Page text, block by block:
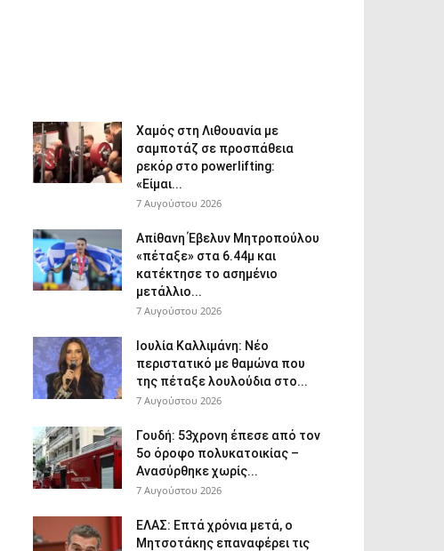
Χαμός στη Λιθουανία με
σαμποτάζ σε προσπάθεια
ρεκόρ στο powerlifting:
«Είμαι...
7 Αυγούστου 2026
Απίθανη Έβελυν Μητροπούλου
«πέταξε» στα 6.44μ και
κατέκτησε το ασημένιο
μετάλλιο...
7 Αυγούστου 2026
Ιουλία Καλλιμάνη: Νέο
περιστατικό με θαμώνα που
της πέταξε λουλούδια στο...
7 Αυγούστου 2026
Γουδή: 53χρονη έπεσε από τον
5ο όροφο πολυκατοικίας –
Ανασύρθηκε χωρίς...
7 Αυγούστου 2026
ΕΛΑΣ: Επτά χρόνια μετά, ο
Μητσοτάκης επαναφέρει τις